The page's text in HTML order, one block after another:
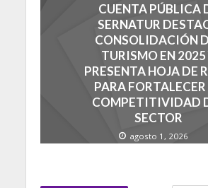
CUENTA PÚBLICA
SERNATUR
CONSOLIDACIÓN
TURISMO EN 2025
PRESENTA HOJA DE
PARA
COMPETITIVIDAD
SECTOR
agosto 1, 2026